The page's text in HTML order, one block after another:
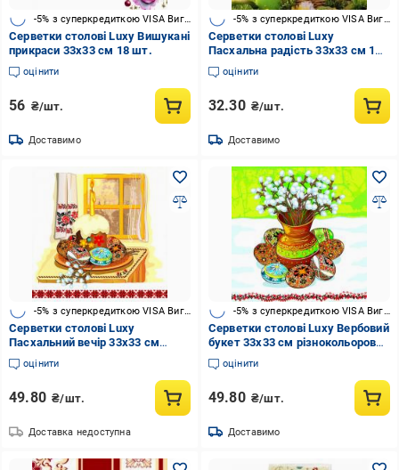
-5% з суперкредиткою VISA Вигода
Серветки столові Luxy Вишукані
прикраси 33х33 см 18 шт.
оцінити
56 ₴/шт.
Доставимо
Серветки столові Luxy
Пасхальна радість 33х33 см 10
шт.
оцінити
32.30 ₴/шт.
Доставимо
-5% з суперкредиткою VISA Вигода
Серветки столові Luxy
Пасхальний вечір 33х33 см
жовтий 18 шт.
оцінити
49.80 ₴/шт.
Доставка недоступна
Серветки столові Luxy Вербовий
букет 33х33 см різнокольоровий
18 шт.
оцінити
49.80 ₴/шт.
Доставимо